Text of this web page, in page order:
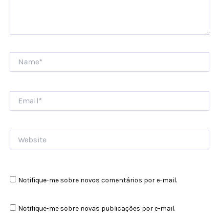
Notifique-me sobre novos comentários por e-mail.
Notifique-me sobre novas publicações por e-mail.